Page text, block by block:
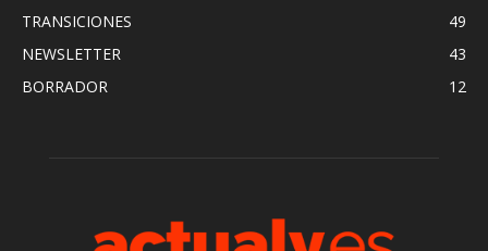
TRANSICIONES
49
NEWSLETTER
43
BORRADOR
12